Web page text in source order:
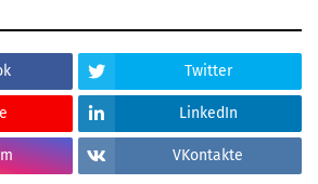
Twitter
LinkedIn
VKontakte